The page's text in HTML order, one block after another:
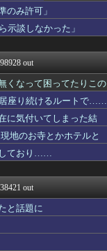
ース
人(...
タジアム＠なん...
リー速報☆彡
乃木坂46まと...
んねる｜２ちゃ...
ー！
羅場・恋愛...
んの監視部屋-...
速報
ねる
のみ許可」
示談しなかった」
out
くなって困ってたりこの
居座り続けるルートで……
に気付いてしまった結
地のお寺とかホテルと
しており……
out
と話題に